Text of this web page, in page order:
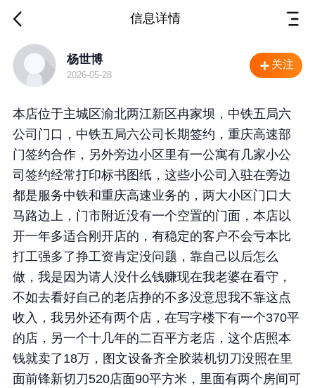
信息详情
重庆 渝北 店面转让
重庆主城图文广告转让比开新店靠谱比打工强
店面面积 90
店面租金 5000
杨世博
2026-05-28
关注
本店位于主城区渝北两江新区冉家坝，中铁五局六
公司门口，中铁五局六公司长期签约，重庆高速部
门签约合作，另外旁边小区里有一公寓有几家小公
司签约经常打印标书图纸，这些小公司入驻在旁边
都是服务中铁和重庆高速业务的，两大小区门口大
马路边上，门市附近没有一个空置的门面，本店以
开一年多适合刚开店的，有稳定的客户不会亏本比
打工强多了挣工资肯定没问题，靠自己以后怎么
做，我是因为请人没什么钱赚现在我老婆在看守，
不如去看好自己的老店挣的不多没意思我不靠这点
收入，我另外还有两个店，在写字楼下有一个370平
的店，另一个十几年的二百平方老店，这个店照本
钱就卖了18万，图文设备齐全胶装机切刀没照在里
面前锋新切刀520店面90平方米，里面有两个房间可